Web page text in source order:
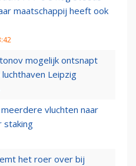
maatschappij heeft ook
mogelijk ontsnapt
Leipzig
vluchten naar
staking
het roer over bij